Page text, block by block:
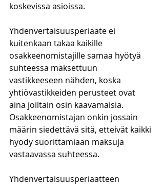
koskevissa asioissa.
Yhdenvertaisuusperiaate ei
kuitenkaan takaa kaikille
osakkeenomistajille samaa hyötyä
suhteessa maksettuun
vastikkeeseen nähden, koska
yhtiövastikkeiden perusteet ovat
aina joiltain osin kaavamaisia.
Osakkeenomistajan onkin jossain
määrin siedettävä sitä, etteivät kaikki
hyödy suorittamiaan maksuja
vastaavassa suhteessa.
Yhdenvertaisuusperiaatteen